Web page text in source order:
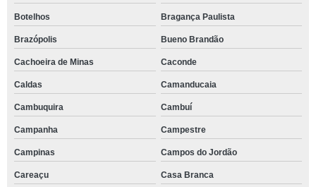
Botelhos Bragança Paulista
Brazópolis Bueno Brandão
Cachoeira de Minas Caconde
Caldas Camanducaia
Cambuquira Cambuí
Campanha Campestre
Campinas Campos do Jordão
Careaçu Casa Branca